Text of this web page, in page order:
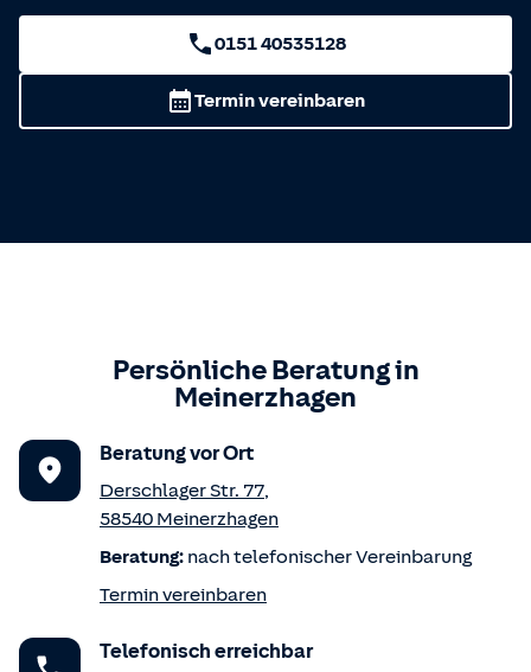
0151 40535128
Termin vereinbaren
Persönliche Beratung in
Meinerzhagen
Beratung vor Ort
Derschlager Str. 77,
58540 Meinerzhagen
Beratung: nach telefonischer Vereinbarung
Termin vereinbaren
Telefonisch erreichbar